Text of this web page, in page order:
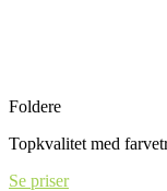
Foldere
Topkvalitet med
Se priser